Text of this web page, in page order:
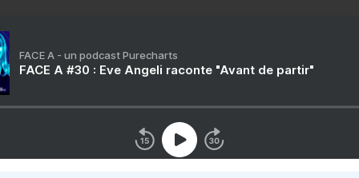
FACE A - un podcast Purecharts
FACE A #30 : Eve Angeli raconte "Avant de partir"